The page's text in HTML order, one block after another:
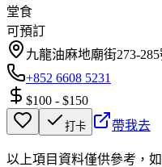
堂食
可預訂
九龍油麻地廟街273-
+852 6608 5231
$100 - $150
打卡 帶我去
以上項目資料僅供參考，